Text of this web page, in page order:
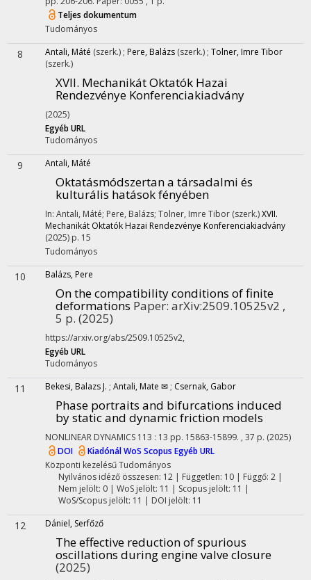
Teljes dokumentum
Tudományos
8 Antali, Máté (szerk.) ; Pere, Balázs (szerk.) ; Tolner, Imre Tibor
(szerk.)
XVII. Mechanikát Oktatók Hazai
Rendezvénye Konferenciakiadvány
(2025)
Egyéb URL
Tudományos
9 Antali, Máté
Oktatásmódszertan a társadalmi és
kulturális hatások fényében
In: Antali, Máté; Pere, Balázs; Tolner, Imre Tibor (szerk.)XVII.
Mechanikát Oktatók Hazai Rendezvénye Konferenciakiadvány
(2025) p. 15
Tudományos
10 Balázs, Pere
On the compatibility conditions of finite
deformations Paper: arXiv:2509.10525v2 ,
5 p. (2025)
https://arxiv.org/abs/2509.10525v2,
Egyéb URL
Tudományos
11 Bekesi, Balazs J. ; Antali, Mate ✉ ; Csernak, Gabor
Phase portraits and bifurcations induced
by static and dynamic friction models
NONLINEAR DYNAMICS 113 : 13 pp. 15863-15899. , 37 p. (2025)
DOI
KiadónálWoS Scopus Egyéb URL
Központi kezelésűTudományos
Nyilvános idéző összesen: 12| Független: 10 | Függő: 2 |
Nem jelölt: 0 | WoS jelölt: 11 | Scopus jelölt: 11 |
WoS/Scopus jelölt: 11 | DOI jelölt: 11
12 Dániel, Serfőző
The effective reduction of spurious
oscillations during engine valve closure
(2025)